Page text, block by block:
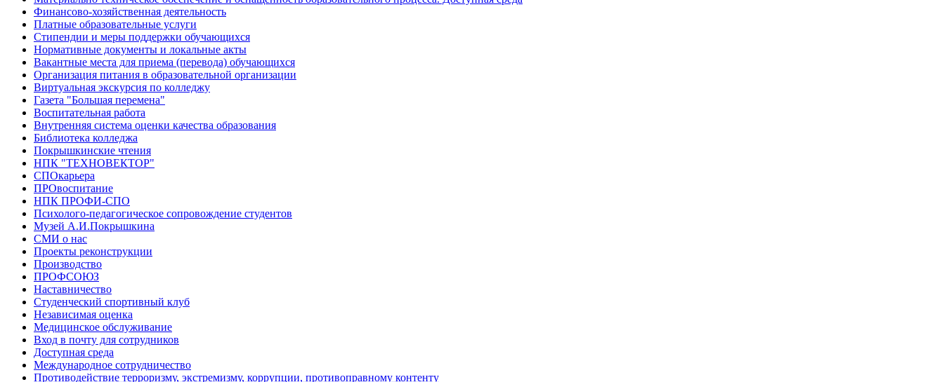
Финансово-хозяйственная деятельность
Платные образовательные услуги
Стипендии и меры поддержки обучающихся
Нормативные документы и локальные акты
Вакантные места для приема (перевода) обучающихся
Организация питания в образовательной организации
Виртуальная экскурсия по колледжу
Газета "Большая перемена"
Воспитательная работа
Внутренняя система оценки качества образования
Библиотека колледжа
Покрышкинские чтения
НПК "ТЕХНОВЕКТОР"
СПОкарьера
ПРОвоспитание
НПК ПРОФИ-СПО
Психолого-педагогическое сопровождение студентов
Музей А.И.Покрышкина
СМИ о нас
Проекты реконструкции
Производство
ПРОФСОЮЗ
Наставничество
Студенческий спортивный клуб
Независимая оценка
Медицинское обслуживание
Вход в почту для сотрудников
Доступная среда
Международное сотрудничество
Противодействие терроризму, экстремизму, коррупции, противоправному контенту